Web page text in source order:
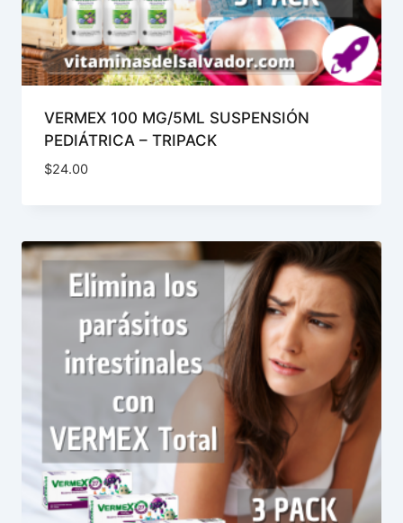
VERMEX 100 MG/5ML SUSPENSIÓN
PEDIÁTRICA – TRIPACK
$24.00